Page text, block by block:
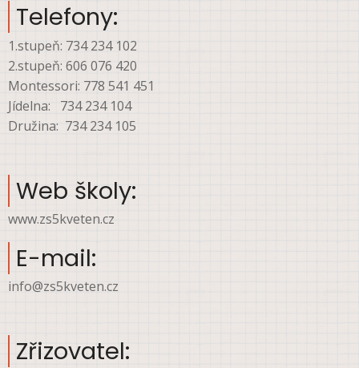
Telefony:
1.stupeň: 734 234 102
2.stupeň: 606 076 420
Montessori: 778 541 451
Jídelna: 734 234 104
Družina: 734 234 105
Web školy:
www.zs5kveten.cz
E-mail:
info@zs5kveten.cz
Zřizovatel: